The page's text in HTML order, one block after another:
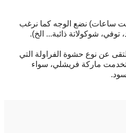
ست ساعات) نضع الوجه كما نرغب
شوكولاتة ذائبة... الخ).
عن نوع حشوة الفراولة التي
ماركة فريشلي، سواء